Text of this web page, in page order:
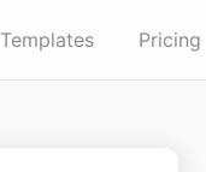
Templates Pricing